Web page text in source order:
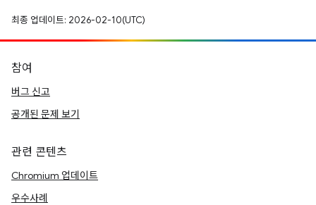
최종 업데이트: 2026-02-10(UTC)
참여
버그 신고
공개된 문제 보기
관련 콘텐츠
Chromium 업데이트
우수사례